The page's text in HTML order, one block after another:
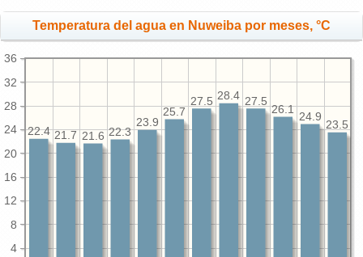
Temperatura del agua en Nuweiba por meses, °C
4
8
12
16
20
24
28
32
36
23.5
24.9
26.1
27.5
28.4
27.5
25.7
23.9
22.3
21.6
21.7
22.4